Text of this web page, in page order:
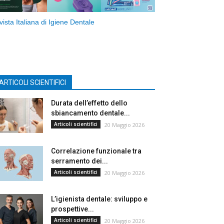
Italiana di Igiene Dentale
SCIENTIFICI
Durata dell’effetto dello
sbiancamento dentale...
Articoli scientifici 20 Maggio 2026
Correlazione funzionale tra
serramento dei...
Articoli scientifici 20 Maggio 2026
L’igienista dentale: sviluppo e
prospettive...
Articoli scientifici 20 Maggio 2026